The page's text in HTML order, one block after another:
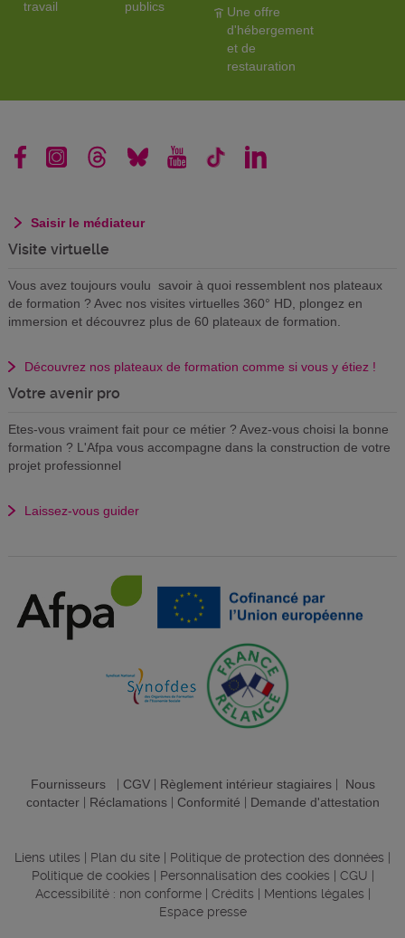
travail
publics
Une offre
d'hébergement
et de
restauration
Saisir le médiateur
Visite virtuelle
Vous avez toujours voulu savoir à quoi ressemblent nos plateaux
de formation ? Avec nos visites virtuelles 360° HD, plongez en
immersion et découvrez plus de 60 plateaux de formation.
Découvrez nos plateaux de formation comme si vous y étiez !
Votre avenir pro
Etes-vous vraiment fait pour ce métier ? Avez-vous choisi la bonne
formation ? L'Afpa vous accompagne dans la construction de votre
projet professionnel
Laissez-vous guider
Fournisseurs| CGV| Règlement intérieur stagiaires| Nous
contacter| Réclamations| Conformité Demande d'attestation
Liens utiles Plan du site Politique de protection des données
Politique de cookies
Personnalisation des cookies CGU
Accessibilité : non conforme| Crédits Mentions légales
Espace presse